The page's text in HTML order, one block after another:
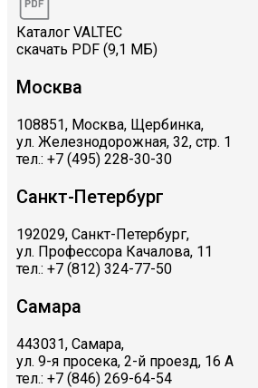
Каталог VALTEC
скачать PDF (9,1 МБ)
Москва
108851, Москва, Щербинка,
ул. Железнодорожная, 32, стр. 1
тел.: +7 (495) 228-30-30
Санкт-Петербург
192029, Санкт-Петербург,
ул. Профессора Качалова, 11
тел.: +7 (812) 324-77-50
Самара
443031, Самара,
ул. 9-я просека, 2-й проезд, 16 А
тел.: +7 (846) 269-64-54